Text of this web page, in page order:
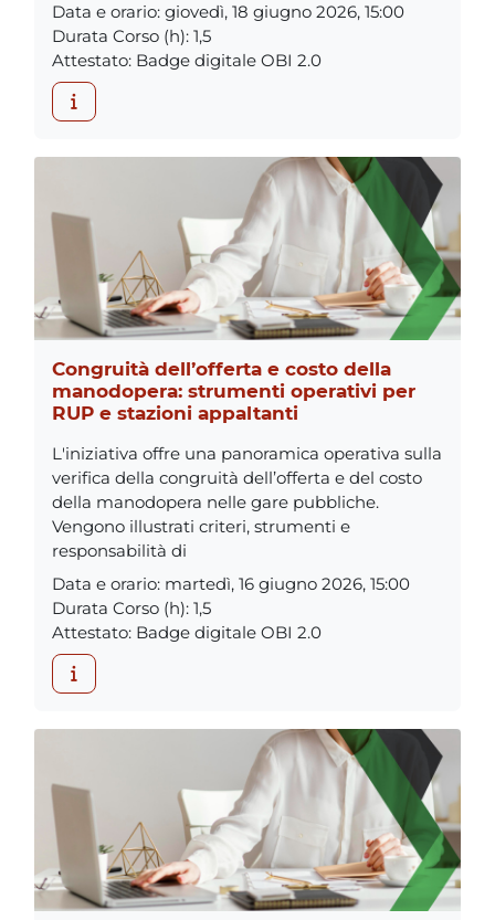
Data e orario: giovedì, 18 giugno 2026, 15:00
Durata Corso (h): 1,5
Attestato: Badge digitale OBI 2.0
Congruità dell’offerta e costo della
manodopera: strumenti operativi per
RUP e stazioni appaltanti
L'iniziativa offre una panoramica operativa sulla
verifica della congruità dell’offerta e del costo
della manodopera nelle gare pubbliche.
Vengono illustrati criteri, strumenti e
responsabilità di
Data e orario: martedì, 16 giugno 2026, 15:00
Durata Corso (h): 1,5
Attestato: Badge digitale OBI 2.0